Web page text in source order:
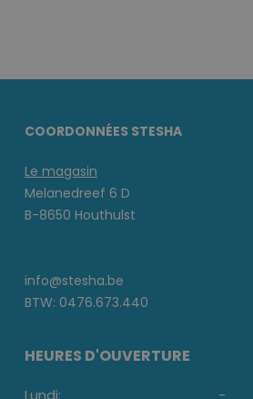
COORDONNÉES STESHA
Le magasin
Melanedreef 6 D
B-8650 Houthulst
info@stesha.be
BTW: 0476.673.440
HEURES D'OUVERTURE